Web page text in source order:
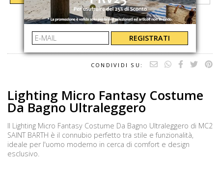
CONDIVIDI SU:
Lighting Micro Fantasy Costume
Da Bagno Ultraleggero
Il Lighting Micro Fantasy Costume Da Bagno Ultraleggero di MC2
SAINT BARTH è il connubio perfetto tra stile e funzionalità,
ideale per l'uomo moderno in cerca di comfort e design
esclusivo.
REGISTRATI